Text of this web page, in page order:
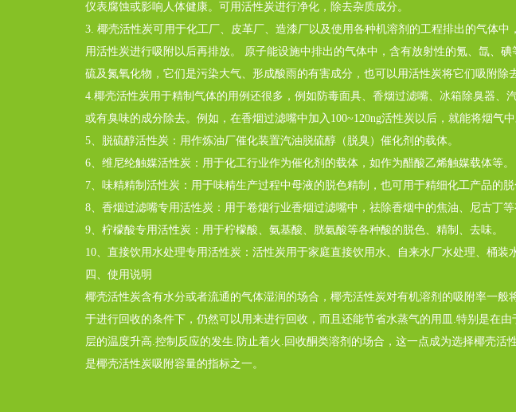
仪表腐蚀或影响人体健康。可用活性炭进行净化，除去杂质成分。
3. 椰壳活性炭可用于化工厂、皮革厂、造漆厂以及使用各种机溶剂的工程排出的气体
用活性炭进行吸附以后再排放。 原子能设施中排出的气体中，含有放射性的氪、氙、
硫及氮氧化物，它们是污染大气、形成酸雨的有害成分，也可以用活性炭将它们吸附除
4.椰壳活性炭用于精制气体的用例还很多，例如防毒面具、香烟过滤嘴、冰箱除臭器
或有臭味的成分除去。例如，在香烟过滤嘴中加入100~120ng活性炭以后，就能将烟气
5、脱硫醇活性炭：用作炼油厂催化装置汽油脱硫醇（脱臭）催化剂的载体。
6、维尼纶触媒活性炭：用于化工行业作为催化剂的载体，如作为醋酸乙烯触媒载体等。
7、味精精制活性炭：用于味精生产过程中母液的脱色精制，也可用于精细化工产品的脱
8、香烟过滤嘴专用活性炭：用于卷烟行业香烟过滤嘴中，祛除香烟中的焦油、尼古丁等
9、柠檬酸专用活性炭：用于柠檬酸、氨基酸、胱氨酸等各种酸的脱色、精制、去味。
10、直接饮用水处理专用活性炭：活性炭用于家庭直接饮用水、自来水厂水处理、桶装
四、使用说明
椰壳活性炭含有水分或者流通的气体湿润的场合，椰壳活性炭对有机溶剂的吸附率一
于进行回收的条件下，仍然可以用来进行回收，而且还能节省水蒸气的用皿.特别是在
层的温度升高.控制反应的发生.防止着火.回收酮类溶剂的场合，这一点成为选择椰壳
是椰壳活性炭吸附容量的指标之一。